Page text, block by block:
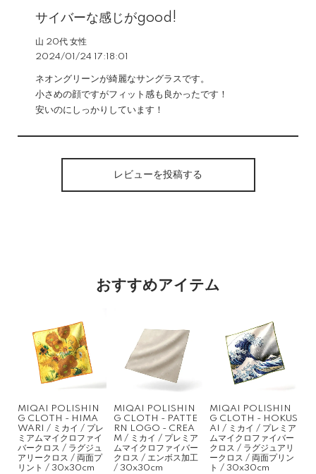
サイバーな感じがgood!
山 20代 女性
2024/01/24 17:18:01
ネオングリーンが綺麗なサングラスです。
小さめの顔ですがフィット感も良かったです！
安いのにしっかりしています！
レビューを投稿する
おすすめアイテム
MIQAI POLISHIN
G CLOTH - HIMA
WARI / ミカイ / プレ
ミアムマイクロファイ
バークロス / ラグジュ
アリークロス / 両面プ
リント / 30x30cm
MIQAI POLISHIN
G CLOTH - PATTE
RN LOGO - CREA
M / ミカイ / プレミア
ムマイクロファイバー
クロス / エンボス加工
/ 30x30cm
MIQAI POLISHIN
G CLOTH - HOKUS
AI / ミカイ / プレミア
ムマイクロファイバー
クロス / ラグジュアリ
ークロス / 両面プリン
ト / 30x30cm